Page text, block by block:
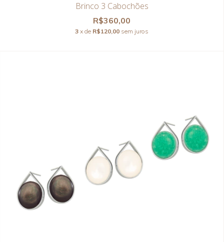
Brinco 3 Cabochões
R$360,00
3 x de R$120,00 sem juros